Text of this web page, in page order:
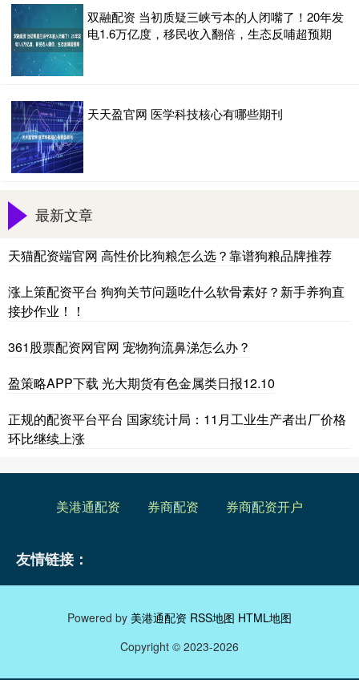
双融配资 当初质疑三峡亏本的人闭嘴了！20年发
电1.6万亿度，移民收入翻倍，生态反哺超预期
天天盈官网 医学科技核心有哪些期刊
最新文章
天猫配资端官网 高性价比狗粮怎么选？靠谱狗粮品牌推荐
涨上策配资平台 狗狗关节问题吃什么软骨素好？新手养狗直
接抄作业！！
361股票配资网官网 宠物狗流鼻涕怎么办？
盈策略APP下载 光大期货有色金属类日报12.10
正规的配资平台平台 国家统计局：11月工业生产者出厂价格
环比继续上涨
美港通配资 券商配资 券商配资开户
友情链接：
Powered by 美港通配资 RSS地图 HTML地图
Copyright © 2023-2026